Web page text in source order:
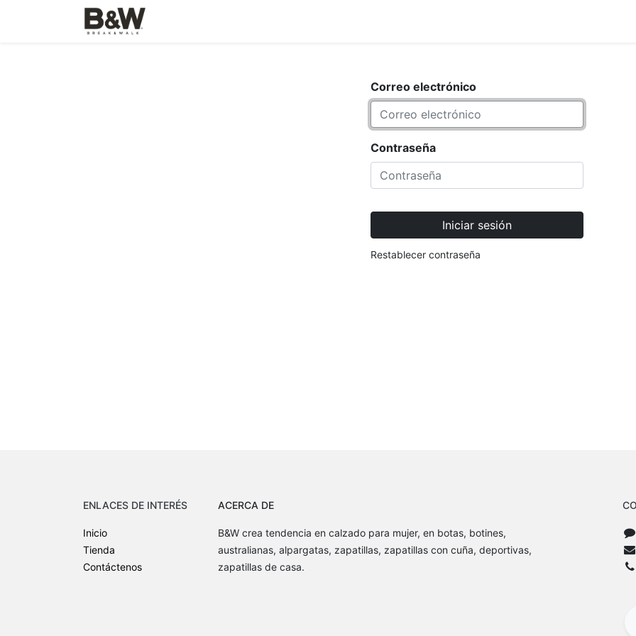
Correo electrónico
Contraseña
Iniciar sesión
Restablecer contraseña
ENLACES DE INTERÉS
Inicio
Tienda
Contáctenos
ACERCA DE
B&W crea tendencia en calzado para mujer, en botas, botines,
australianas, alpargatas, zapatillas, zapatillas con cuña, deportivas,
zapatillas de casa.